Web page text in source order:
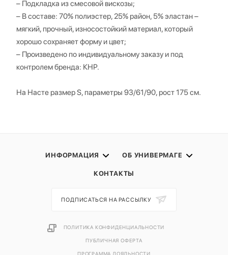
– Подкладка из смесовой вискозы;
– В составе: 70% полиэстер, 25% район, 5% эластан –
мягкий, прочный, износостойкий материал, который
хорошо сохраняет форму и цвет;
– Произведено по индивидуальному заказу и под
контролем бренда: КНР.
На Насте размер S, параметры 93/61/90, рост 175 см.
ИНФОРМАЦИЯ ОБ УНИВЕРМАГЕ
КОНТАКТЫ
ПОДПИСАТЬСЯ НА РАССЫЛКУ
ПОЛИТИКА КОНФИДЕНЦИАЛЬНОСТИ
ПУБЛИЧНАЯ ОФЕРТА
ПРОГРАММА ЛОЯЛЬНОСТИ